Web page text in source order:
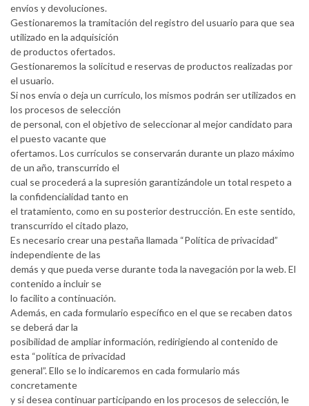
envíos y devoluciones.
Gestionaremos la tramitación del registro del usuario para que sea
utilizado en la adquisición
de productos ofertados.
Gestionaremos la solicitud e reservas de productos realizadas por
el usuario.
Si nos envía o deja un currículo, los mismos podrán ser utilizados en
los procesos de selección
de personal, con el objetivo de seleccionar al mejor candidato para
el puesto vacante que
ofertamos. Los currículos se conservarán durante un plazo máximo
de un año, transcurrido el
cual se procederá a la supresión garantizándole un total respeto a
la confidencialidad tanto en
el tratamiento, como en su posterior destrucción. En este sentido,
transcurrido el citado plazo,
Es necesario crear una pestaña llamada “Política de privacidad”
independiente de las
demás y que pueda verse durante toda la navegación por la web. El
contenido a incluir se
lo facilito a continuación.
Además, en cada formulario específico en el que se recaben datos
se deberá dar la
posibilidad de ampliar información, redirigiendo al contenido de
esta “política de privacidad
general”. Ello se lo indicaremos en cada formulario más
concretamente
y si desea continuar participando en los procesos de selección, le